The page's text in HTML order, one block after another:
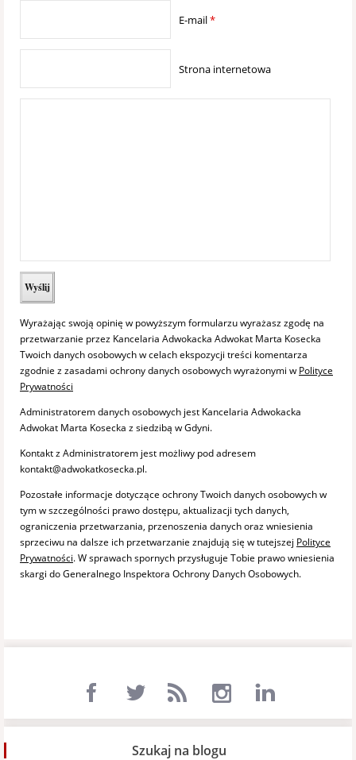
E-mail*
Strona internetowa
Wyrażając swoją opinię w powyższym formularzu wyrażasz zgodę na
przetwarzanie przez Kancelaria Adwokacka Adwokat Marta Kosecka
Twoich danych osobowych w celach ekspozycji treści komentarza
zgodnie z zasadami ochrony danych osobowych wyrażonymi w Polityce
Prywatności
Administratorem danych osobowych jest Kancelaria Adwokacka
Adwokat Marta Kosecka z siedzibą w Gdyni.
Kontakt z Administratorem jest możliwy pod adresem
kontakt@adwokatkosecka.pl.
Pozostałe informacje dotyczące ochrony Twoich danych osobowych w
tym w szczególności prawo dostępu, aktualizacji tych danych,
ograniczenia przetwarzania, przenoszenia danych oraz wniesienia
sprzeciwu na dalsze ich przetwarzanie znajdują się w tutejszej Polityce
Prywatności. W sprawach spornych przysługuje Tobie prawo wniesienia
skargi do Generalnego Inspektora Ochrony Danych Osobowych.
Szukaj na blogu